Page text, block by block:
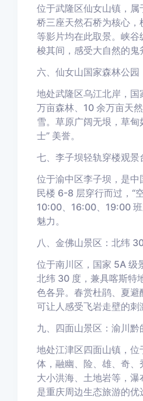
位于武隆区仙女山镇，
桥三座天然石桥为核心，
等影片均在此取景。峡
梭其间，感受大自然的鬼
六、仙女山国家森林公园
地处武隆区乌江北岸，
万亩森林、10 余万亩天
雪。草原广阔无垠，草
士” 美誉。
七、李子坝轻轨穿楼观
位于渝中区李子坝，是
民楼 6-8 层穿行而过，“
10:00、16:00、19:00 班
魅力。
八、金佛山景区：北纬
位于南川区，国家 5A 级
北纬 30 度，兼具喀斯特
色各异。春赏杜鹃、夏
可让人感受飞岩走壁的刺
九、四面山景区：渝川黔
地处江津区四面山镇，
体，融幽、险、雄、奇、
大小洪海、土地岩等，
是重庆周边生态旅游的优